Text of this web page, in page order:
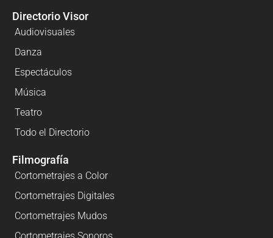
Directorio Visor
Audiovisuales
Danza
Espectáculos
Música
Teatro
Todo el Directorio
Filmografía
Cortometrajes a Color
Cortometrajes Digitales
Cortometrajes Mudos